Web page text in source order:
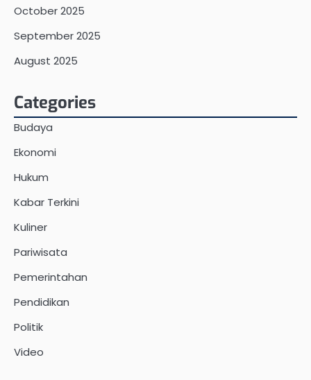
October 2025
September 2025
August 2025
Categories
Budaya
Ekonomi
Hukum
Kabar Terkini
Kuliner
Pariwisata
Pemerintahan
Pendidikan
Politik
Video